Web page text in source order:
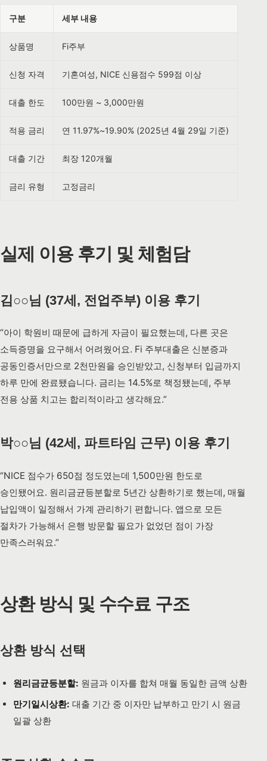
구분 세부 내용
상품명 Fi주부
신청 자격 기혼여성, NICE 신용점수 599점 이상
대출 한도 100만원 ~ 3,000만원
적용 금리 연 11.97%~19.90% (2025년 4월 29일 기준)
대출 기간 최장 120개월
금리 유형 고정금리
실제 이용 후기 및 체험담
김○○님 (37세, 전업주부) 이용 후기
“아이 학원비 때문에 급하게 자금이 필요했는데, 다른 곳은
소득증명을 요구해서 어려웠어요. Fi 주부대출은 신분증과
공동인증서만으로 2천만원을 승인받았고, 신청부터 입금까지
하루 만에 완료됐습니다. 금리는 14.5%로 책정됐는데, 주부
전용 상품 치고는 합리적이라고 생각해요.”
박○○님 (42세, 파트타임 근무) 이용 후기
“NICE 점수가 650점 정도였는데 1,500만원 한도로
승인됐어요. 원리금균등분할로 5년간 상환하기로 했는데, 매월
납입액이 일정해서 가계 관리하기 편합니다. 앱으로 모든
절차가 가능해서 은행 방문할 필요가 없었던 점이 가장
만족스러워요.”
상환 방식 및 수수료 구조
상환 방식 선택
원리금균등분할: 원금과 이자를 합쳐 매월 동일한 금액 상환
만기일시상환: 대출 기간 중 이자만 납부하고 만기 시 원금
일괄 상환